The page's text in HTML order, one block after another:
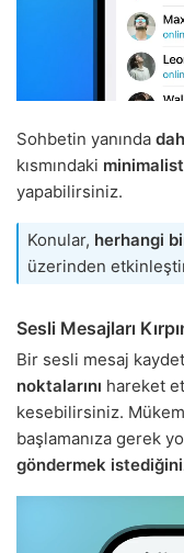
Sohbetin yanında
kısmındaki
yapabilirsiniz.
Konular, herhangi
üzerinden
Sesli Mesajları
Bir sesli mesaj
noktalarını hareket
kesebilirsiniz.
başlamanıza gerek
göndermek